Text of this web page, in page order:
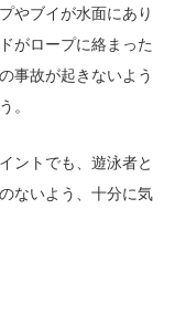
やブイが水面にあり
がロープに絡まった
事故が起きないよう
。
ントでも、遊泳者と
ないよう、十分に気